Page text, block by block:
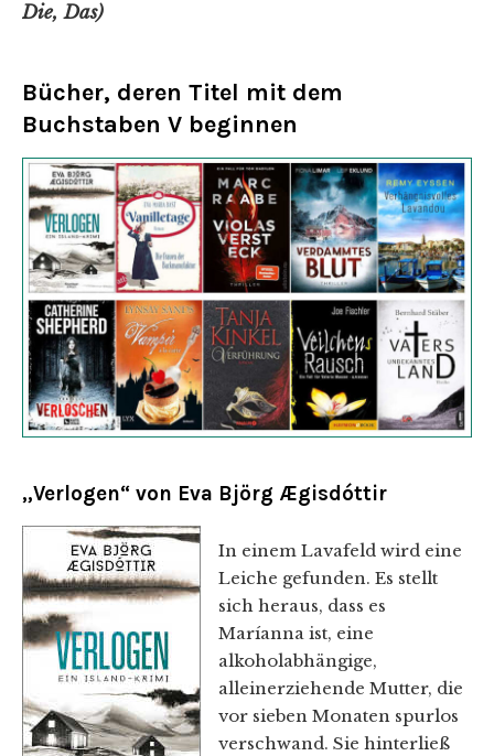
Die, Das)
Bücher, deren Titel mit dem
Buchstaben V beginnen
„Verlogen“ von Eva Björg Ægisdóttir
In einem Lavafeld wird eine
Leiche gefunden. Es stellt
sich heraus, dass es
Maríanna ist, eine
alkoholabhängige,
alleinerziehende Mutter, die
vor sieben Monaten spurlos
verschwand. Sie hinterließ